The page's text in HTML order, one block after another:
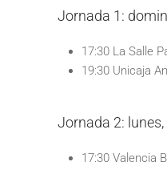
Jornada 1:
17:30 La Salle
19:30 Unicaja
Jornada 2:
17:30 Valencia